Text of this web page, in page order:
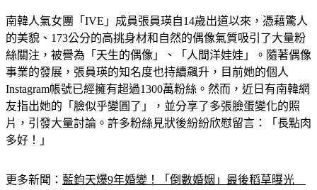
南韓人氣女團「IVE」成員張員瑛自14歲出道以來，憑藉驚人
的美貌、173公分的高挑身材和自然的偶像氣質吸引了大量粉
絲關注，被譽為「天生的偶像」、「人間洋娃娃」。隨著偶像
事業的發展，張員瑛的知名度也持續飆升，目前她的個人
Instagram帳號已經擁有超過1300萬粉絲。然而，近日有南韓網
友指出她的「臉似乎變圓了」，並分享了多張臉蛋變化的照
片，引發大量討論。許多粉絲見狀後紛紛欣慰留言：「長點肉
多好！」
更多新聞： 藍鈞天爆9年婚變！「倒數婚姻」最後稻草曝光